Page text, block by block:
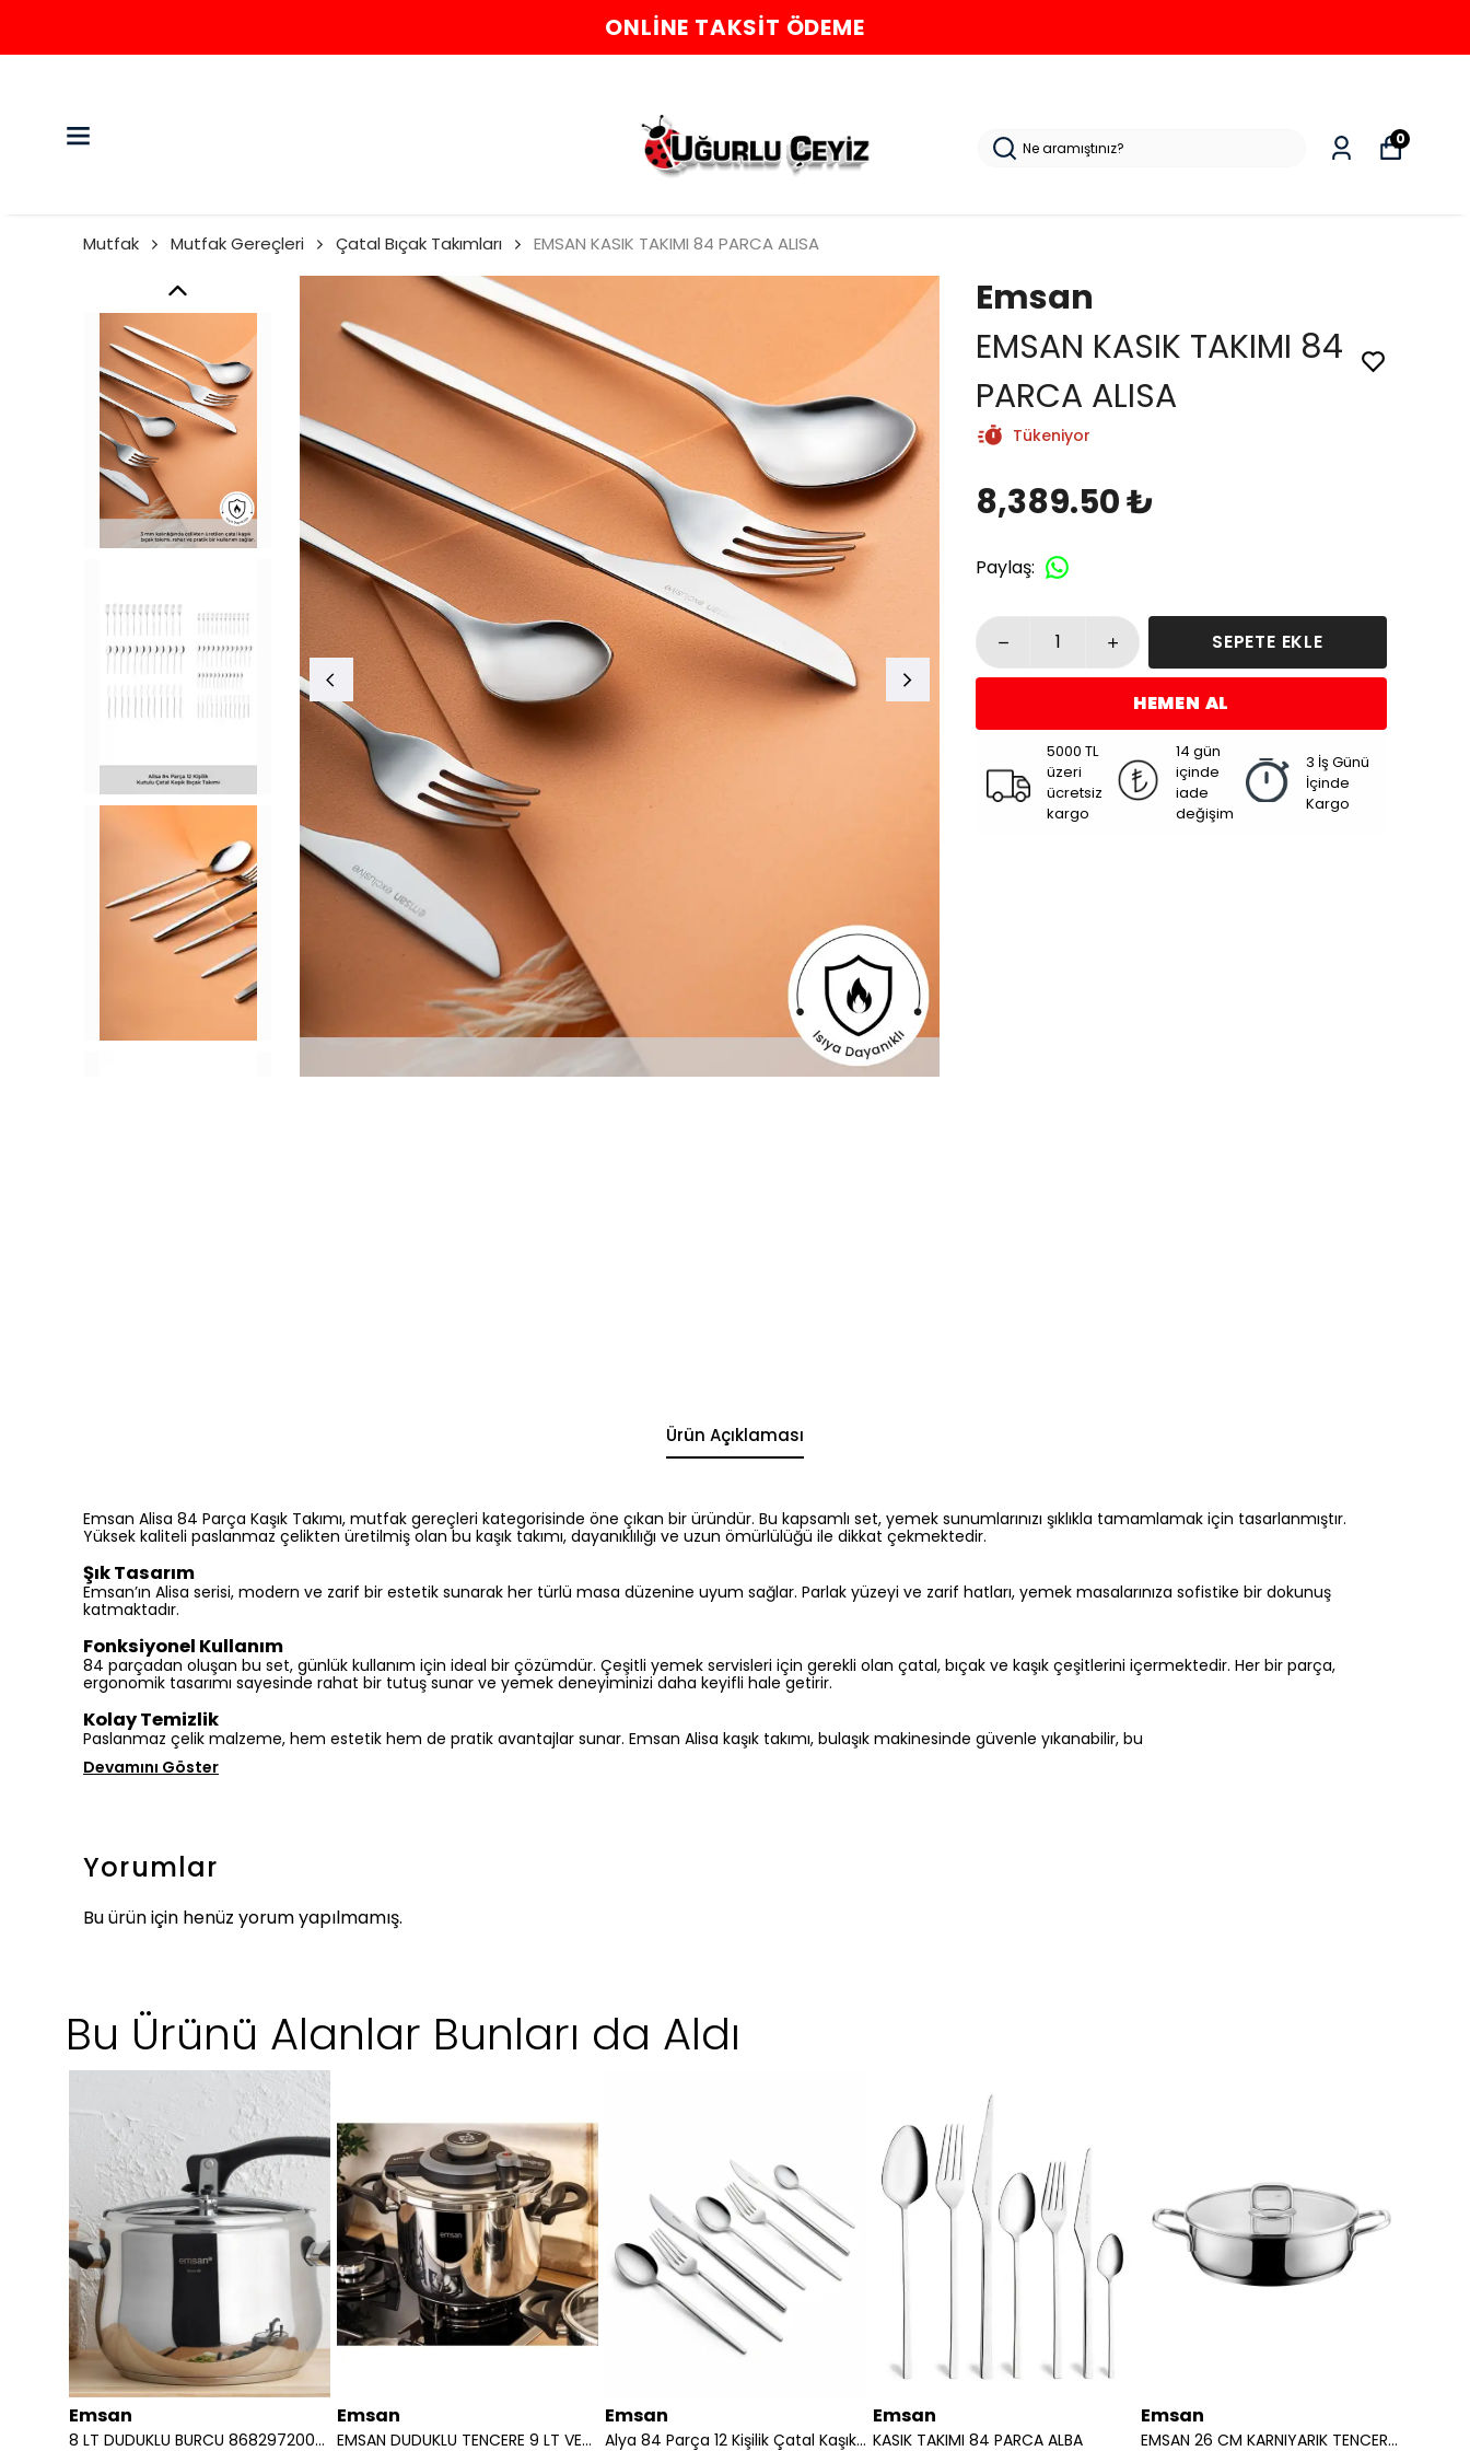
ONLINE TAKSIT ÖDEME
0
Mutfak Mutfak Gereçleri Çatal Bıçak Takımları EMSAN KASIK TAKIMI 84 PARCA ALISA
Emsan
EMSAN KASIK TAKIMI 84
PARCA ALISA
Tükeniyor
8,389.50 ₺
Paylaş:
SEPETE EKLE
HEMEN AL
5000 TL
üzeri
ücretsiz
kargo
14 gün
içinde
iade
değişim
3 İş Günü
İçinde
Kargo
Ürün Açıklaması
Emsan Alisa 84 Parça Kaşık Takımı, mutfak gereçleri kategorisinde öne çıkan bir üründür. Bu kapsamlı set, yemek sunumlarınızı şıklıkla tamamlamak için tasarlanmıştır.
Yüksek kaliteli paslanmaz çelikten üretilmiş olan bu kaşık takımı, dayanıklılığı ve uzun ömürlülüğü ile dikkat çekmektedir.
Şık Tasarım
Emsan’ın Alisa serisi, modern ve zarif bir estetik sunarak her türlü masa düzenine uyum sağlar. Parlak yüzeyi ve zarif hatları, yemek masalarınıza sofistike bir dokunuş
katmaktadır.
Fonksiyonel Kullanım
84 parçadan oluşan bu set, günlük kullanım için ideal bir çözümdür. Çeşitli yemek servisleri için gerekli olan çatal, bıçak ve kaşık çeşitlerini içermektedir. Her bir parça,
ergonomik tasarımı sayesinde rahat bir tutuş sunar ve yemek deneyiminizi daha keyifli hale getirir.
Kolay Temizlik
Paslanmaz çelik malzeme, hem estetik hem de pratik avantajlar sunar. Emsan Alisa kaşık takımı, bulaşık makinesinde güvenle yıkanabilir, bu
Devamını Göster
Yorumlar
Bu ürün için henüz yorum yapılmamış.
Bu Ürünü Alanlar Bunları da Aldı
Emsan
8 LT DUDUKLU BURCU 8682972002286
Emsan
EMSAN DUDUKLU TENCERE 9 LT VERA SIYAH 8699343604994
Emsan
Alya 84 Parça 12 Kişilik Çatal Kaşık Bıçak Takımı Lüks Kutulu
Emsan
KASIK TAKIMI 84 PARCA ALBA
Emsan
EMSAN 26 CM KARNIYARIK TENCERE GOURMET 8699343539432